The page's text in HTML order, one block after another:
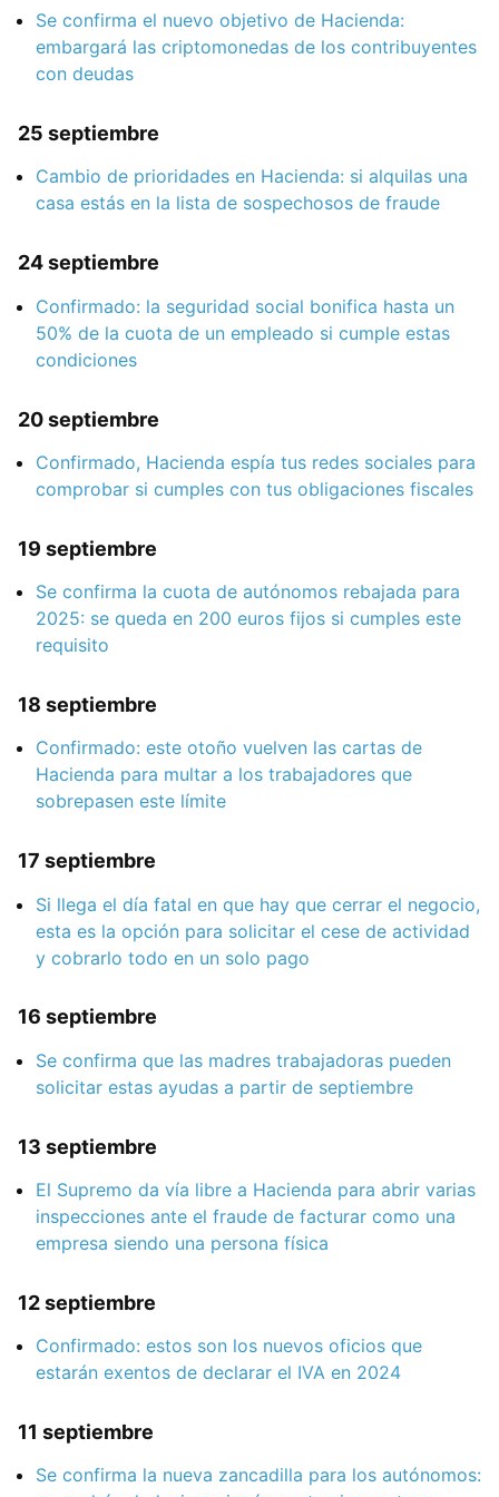
Se confirma el nuevo objetivo de Hacienda:
embargará las criptomonedas de los contribuyentes
con deudas
25 septiembre
Cambio de prioridades en Hacienda: si alquilas una
casa estás en la lista de sospechosos de fraude
24 septiembre
Confirmado: la seguridad social bonifica hasta un
50% de la cuota de un empleado si cumple estas
condiciones
20 septiembre
Confirmado, Hacienda espía tus redes sociales para
comprobar si cumples con tus obligaciones fiscales
19 septiembre
Se confirma la cuota de autónomos rebajada para
2025: se queda en 200 euros fijos si cumples este
requisito
18 septiembre
Confirmado: este otoño vuelven las cartas de
Hacienda para multar a los trabajadores que
sobrepasen este límite
17 septiembre
Si llega el día fatal en que hay que cerrar el negocio,
esta es la opción para solicitar el cese de actividad
y cobrarlo todo en un solo pago
16 septiembre
Se confirma que las madres trabajadoras pueden
solicitar estas ayudas a partir de septiembre
13 septiembre
El Supremo da vía libre a Hacienda para abrir varias
inspecciones ante el fraude de facturar como una
empresa siendo una persona física
12 septiembre
Confirmado: estos son los nuevos oficios que
estarán exentos de declarar el IVA en 2024
11 septiembre
Se confirma la nueva zancadilla para los autónomos: